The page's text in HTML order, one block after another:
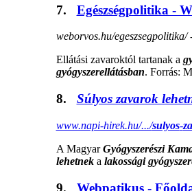
7. Egészségpolitika -
weborvos.hu/egeszsegpolitika/
Ellátási zavaroktól tartanak a
gyógyszerellátásban. Forrás:
8. Súlyos zavarok
www.napi-hirek.hu/.../sulyos-
A MagyarGyógyszerészi
lehetneka lakossági
9. Webpatikus -